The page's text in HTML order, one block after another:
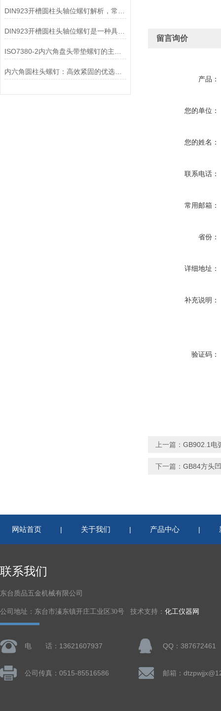
DIN923开槽圆柱头轴位螺钉是一种具有圆柱形头部的螺钉
内六角圆柱头螺钉：高效紧固的优选螺钉
留言询价
产品：
您的单位：
您的姓名：
联系电话：
常用邮箱：
省份：
详细地址：
补充说明：
验证码：
上一篇： GB902.1电
下一篇： GB84方头
网站首页 | 关于我们 | 产品中心 |
联系我们
东台质品五金机械有限公司
公司地址：东台市溱东镇开庄工业区30号 技术支持： 化工仪器网
电 话：13621607937 QQ：387672461
公司传真：0515-85516586 邮箱：